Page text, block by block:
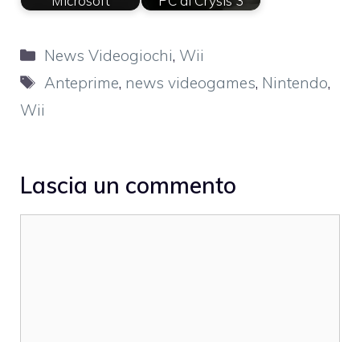
Categorie
News Videogiochi, Wii
Tag
Anteprime, news videogames, Nintendo,
Wii
Lascia un commento